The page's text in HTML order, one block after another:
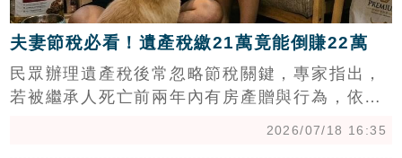
夫妻節稅必看！遺產稅繳21萬竟能倒賺22萬
民眾辦理遺產稅後常忽略節稅關鍵，專家指出，
若被繼承人死亡前兩年內有房產贈與行為，依遺
2026/07/18 16:35